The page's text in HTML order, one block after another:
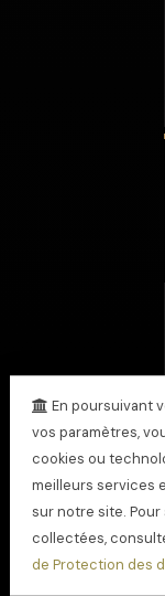
En poursuivant
vos paramètres,
cookies ou
meilleurs services
sur notre site.
collectées,
de Protection des